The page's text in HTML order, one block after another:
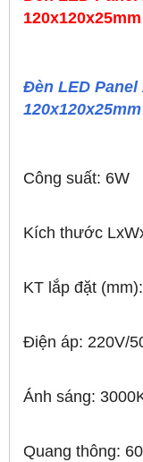
Đèn LED Panel
120x120x25mm
Công suất: 6W
Kích thước
KT lắp đặt
Điện áp: 220V/
Ánh sáng:
Quang thông: